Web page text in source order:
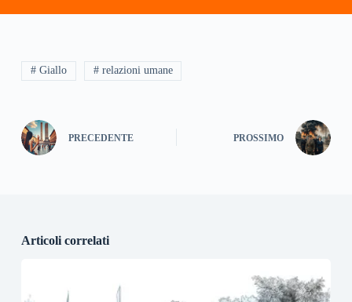
# Giallo # relazioni umane
PRECEDENTE PROSSIMO
Articoli correlati